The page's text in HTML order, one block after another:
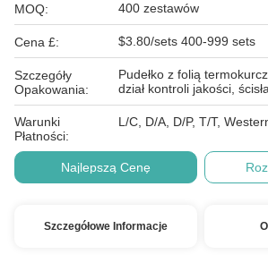
MOQ: 400 zestawów
Cena £: $3.80/sets 400-999 sets
Szczegóły
Opakowania:
Pudełko z folią
dział kontroli jakości,
Warunki
Płatności:
L/C, D/A, D/P, T/T,
Najlepszą Cenę
Szczegółowe Informacje